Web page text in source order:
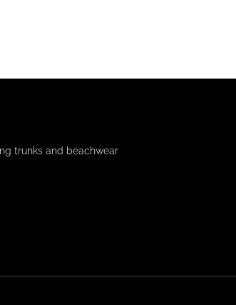
trunks and beachwear